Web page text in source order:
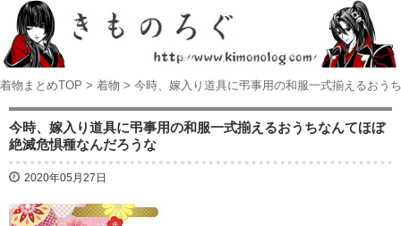
着物まとめTOP > 着物 > 今時、嫁入り道具に弔事用の和服一式揃えるおう
今時、嫁入り道具に弔事用の和服一式揃えるおうちなんてほぼ
絶滅危惧種なんだろうな
2020年05月27日